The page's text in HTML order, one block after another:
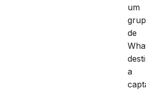
um
de
a